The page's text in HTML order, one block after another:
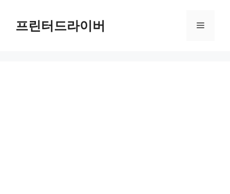
content프린터드라이버 Menu